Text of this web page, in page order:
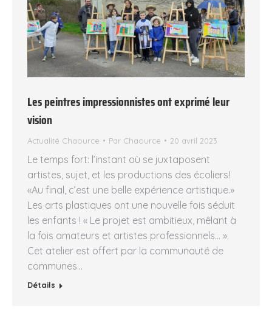
Les peintres impressionnistes ont exprimé leur
vision
Actualité Chaource Par Chaource 20 avril 2023
Le temps fort: l’instant où se juxtaposent
artistes, sujet, et les productions des écoliers!
«Au final, c’est une belle expérience artistique.»
Les arts plastiques ont une nouvelle fois séduit
les enfants ! « Le projet est ambitieux, mêlant à
la fois amateurs et artistes professionnels… ».
Cet atelier est offert par la communauté de
communes…
Détails